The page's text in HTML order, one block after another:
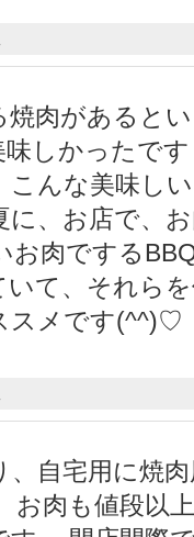
肉があると
しかったで
こんな美味し
に、お店で、
お肉でする
て、それら
スメです(^^)♡
自宅用に焼
お肉も値段以